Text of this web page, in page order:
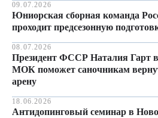
09.07.2026
Юниорская сборная команда
проходит предсезонную
08.07.2026
Президент ФССР Наталия Гарт
МОК поможет саночникам
арену
18.06.2026
Антидопинговый семинар в